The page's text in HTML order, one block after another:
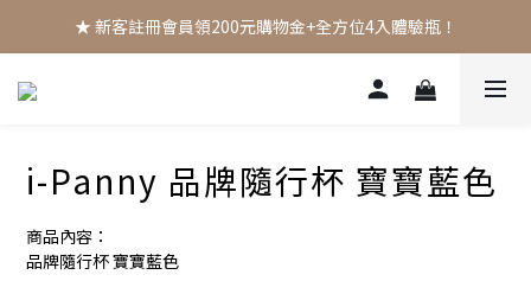
★ 新客註冊會員領200元購物金+全方位4入體驗瓶！
i-Panny 品牌隨行杯 寶寶藍色
商品內容：
品牌隨行杯 寶寶藍色